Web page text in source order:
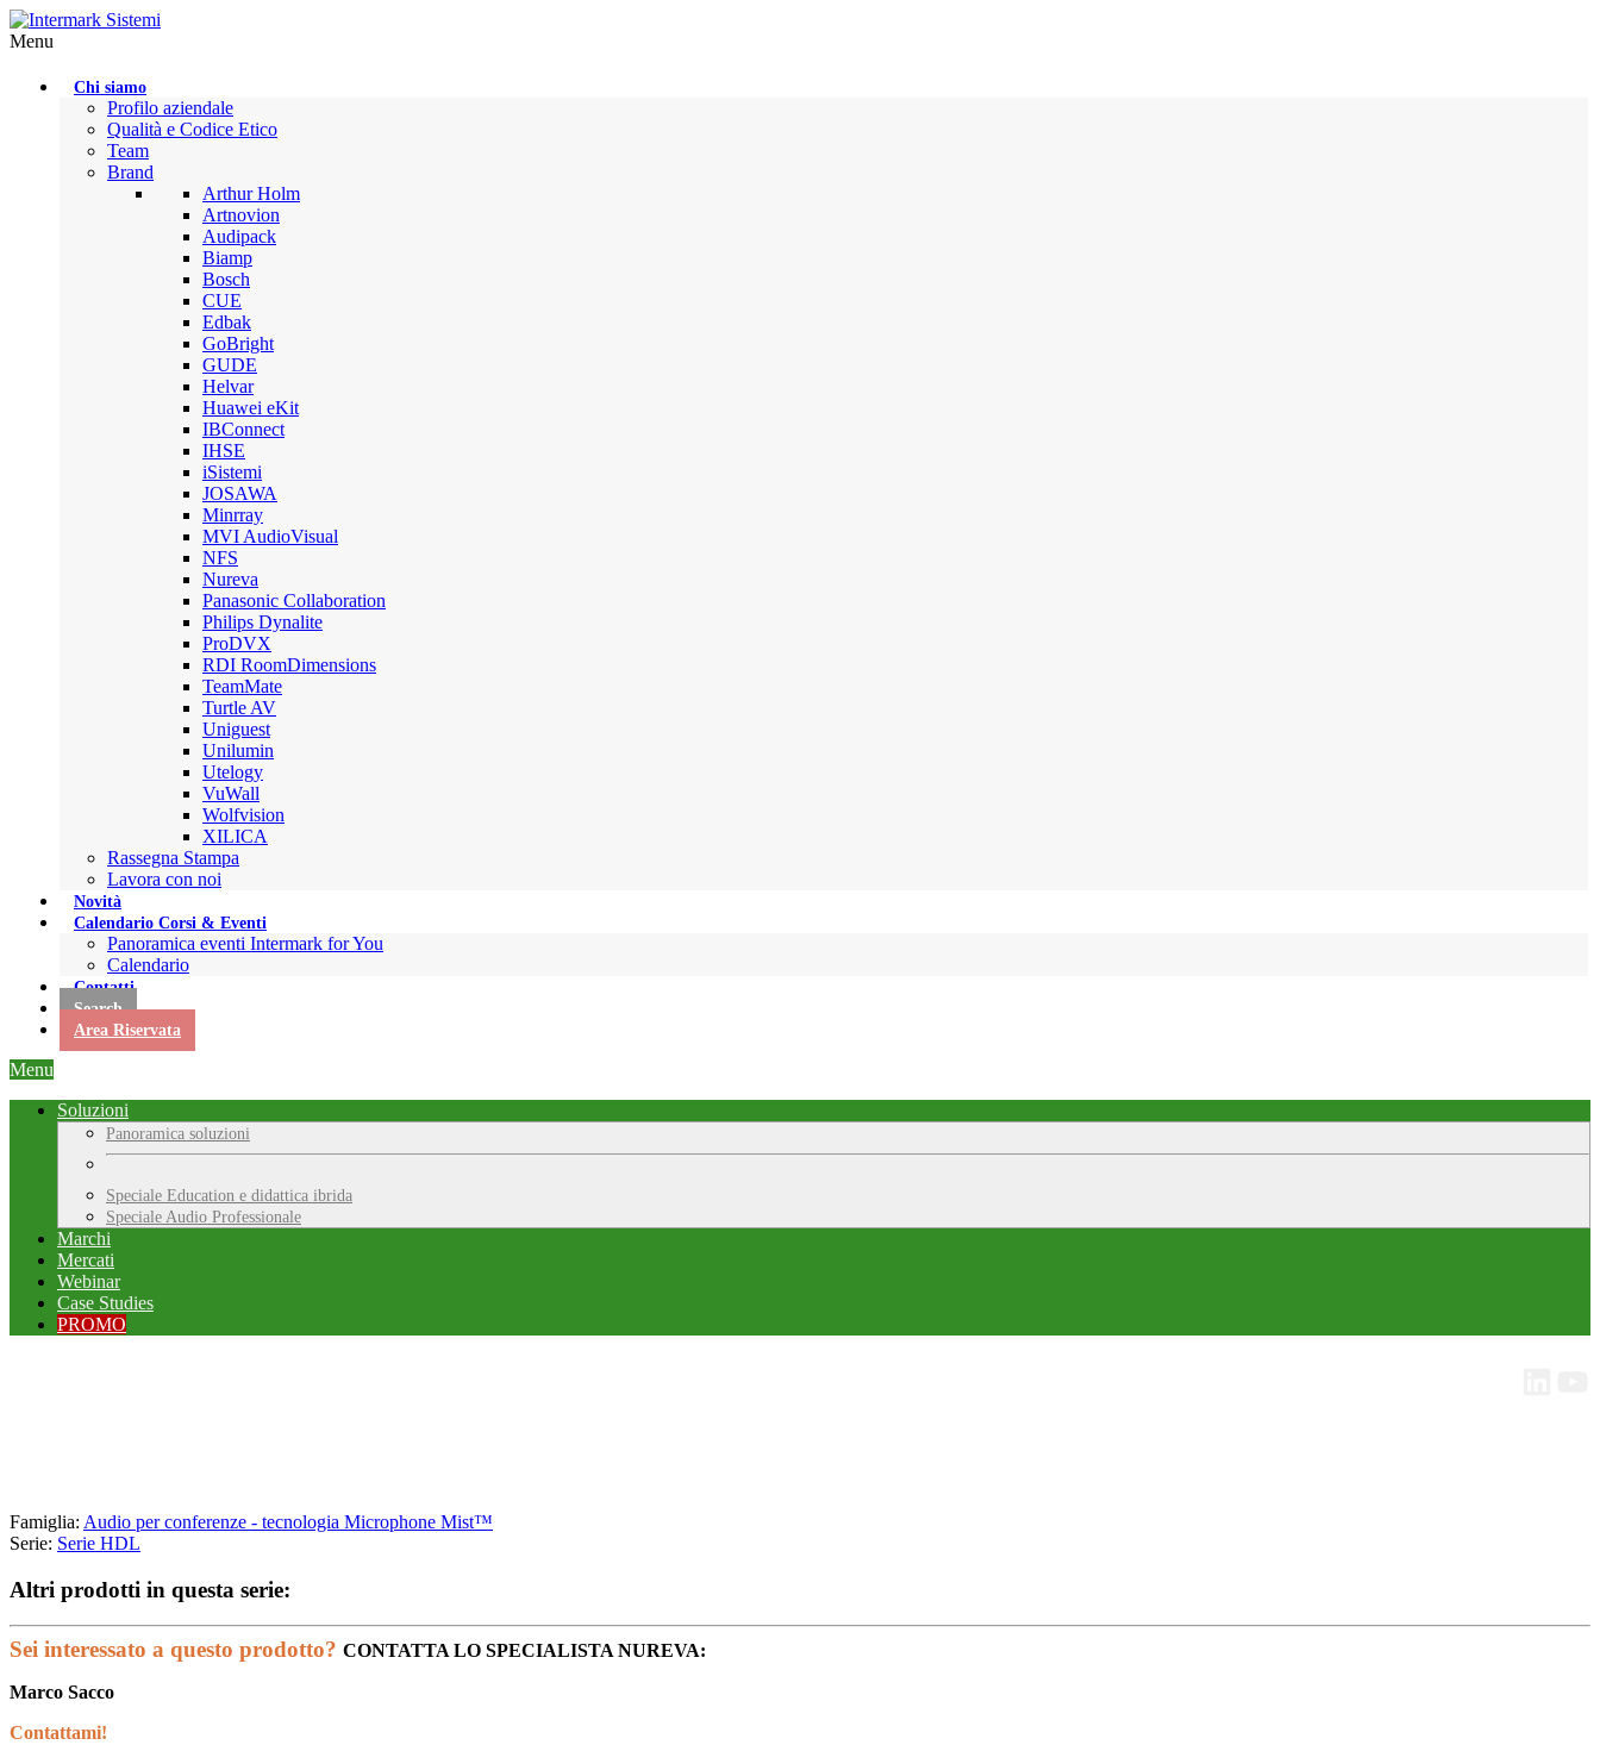
Menu
Chi siamo
Profilo aziendale
Qualità e Codice Etico
Team
Brand
Arthur Holm
Artnovion
Audipack
Biamp
Bosch
CUE
Edbak
GoBright
GUDE
Helvar
Huawei eKit
IBConnect
IHSE
iSistemi
JOSAWA
Minrray
MVI AudioVisual
NFS
Nureva
Panasonic Collaboration
Philips Dynalite
ProDVX
RDI RoomDimensions
TeamMate
Turtle AV
Uniguest
Unilumin
Utelogy
VuWall
Wolfvision
XILICA
Rassegna Stampa
Lavora con noi
Novità
Calendario Corsi & Eventi
Panoramica eventi Intermark for You
Calendario
Contatti
Search
Area Riservata
Menu
Soluzioni
Panoramica soluzioni
Speciale Education e didattica ibrida
Speciale Audio Professionale
Marchi
Mercati
Webinar
Case Studies
PROMO
Famiglia: Audio per conferenze - tecnologia Microphone Mist™
Serie: Serie HDL
Altri prodotti in questa serie:
Sei interessato a questo prodotto? CONTATTA LO SPECIALISTA NUREVA:
Marco Sacco
Contattami!